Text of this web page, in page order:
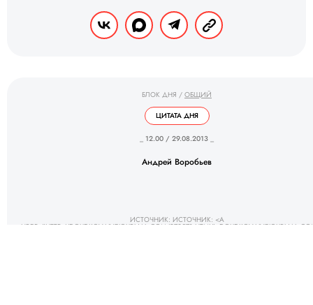
БЛОК ДНЯ / ОБЩИЙ
ЦИТАТА ДНЯ
_ 12.00 / 29.08.2013 _
Андрей Воробьев
ИСТОЧНИК: ИСТОЧНИК: <A
HREF="HTTP://DGUDKOV.LIVEJOURNAL.COM/